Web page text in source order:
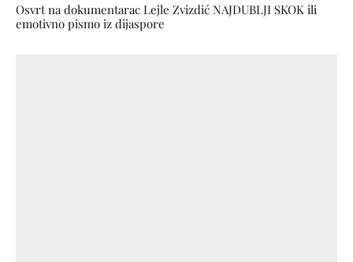
Osvrt na dokumentarac Lejle Zvizdić NAJDUBLJI SKOK ili
emotivno pismo iz dijaspore